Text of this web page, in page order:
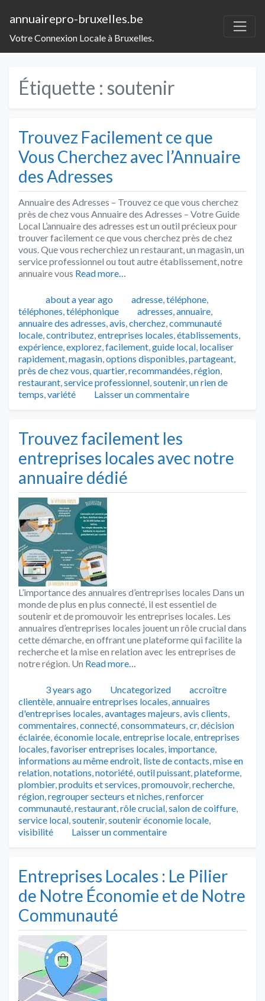
annuairepro-bruxelles.be
Votre Connexion Locale à Bruxelles.
Étiquette : soutenir
Trouvez Facilement ce que
Vous Cherchez avec l’Annuaire
des Adresses
Annuaire des Adresses – Trouvez ce que vous cherchez
près de chez vous Annuaire des Adresses – Votre Guide
Local L’annuaire des adresses est un outil précieux pour
trouver facilement ce que vous cherchez près de chez
vous. Que vous recherchiez un restaurant, un magasin, un
service professionnel ou tout autre établissement, notre
annuaire vous Read more…
Publié
about a year ago Catégories
adresse,téléphone,
téléphones,téléphonique Tags
adresses,annuaire,
annuaire des adresses,avis,cherchez,communauté
locale,contributez,entreprises locales,établissements,
expérience,explorez,facilement,guide local, localiser
rapidement,magasin,options disponibles,partageant,
près de chez vous,quartier,recommandées,région,
restaurant,service professionnel,soutenir,un rien de
temps,variété Laisser un commentaire
Trouvez facilement les
entreprises locales avec notre
annuaire dédié
L’importance des annuaires d’entreprises locales Dans un
monde de plus en plus connecté, il est essentiel de
soutenir et de promouvoir les entreprises locales. Les
annuaires d’entreprises locales jouent un rôle crucial dans
cette démarche, en offrant une plateforme qui facilite la
recherche et la mise en relation avec les entreprises de
notre région. Un Read more…
Publié3 years ago Catégories
Uncategorized Tags
accroître
clientèle,annuaire entreprises locales,annuaires
d'entreprises locales,avantages majeurs,avis clients,
commentaires,connecté,consommateurs,cr,décision
éclairée,économie locale,entreprise locale,entreprises
locales,favoriser entreprises locales, importance,
informations au même endroit, liste de contacts,mise en
relation,notations,notoriété,outil puissant,plateforme,
plombier,produits et services,promouvoir,recherche,
région,regrouper secteurs et niches,renforcer
communauté,restaurant,rôle crucial,salon de coiffure,
service local,soutenir,soutenir économie locale,
visibilité
Laisser un commentaire
Entreprises Locales : Le Pilier
de Notre Économie et de Notre
Communauté